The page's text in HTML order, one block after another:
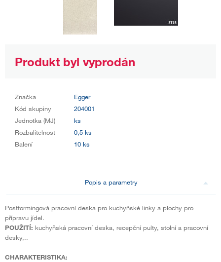
Produkt byl vyprodán
Značka
Egger
Kód skupiny
204001
Jednotka (MJ)
ks
Rozbalitelnost
0,5 ks
Balení
10 ks
Popis a parametry
Postformingová pracovní deska pro kuchyňské linky a plochy pro
přípravu jídel.
POUŽITÍ: kuchyňská pracovní deska, recepční pulty, stolní a pracovní
desky,..
CHARAKTERISTIKA: